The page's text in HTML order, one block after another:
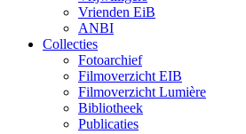
Vrienden EiB
ANBI
Collecties
Fotoarchief
Filmoverzicht EIB
Filmoverzicht Lumière
Bibliotheek
Publicaties